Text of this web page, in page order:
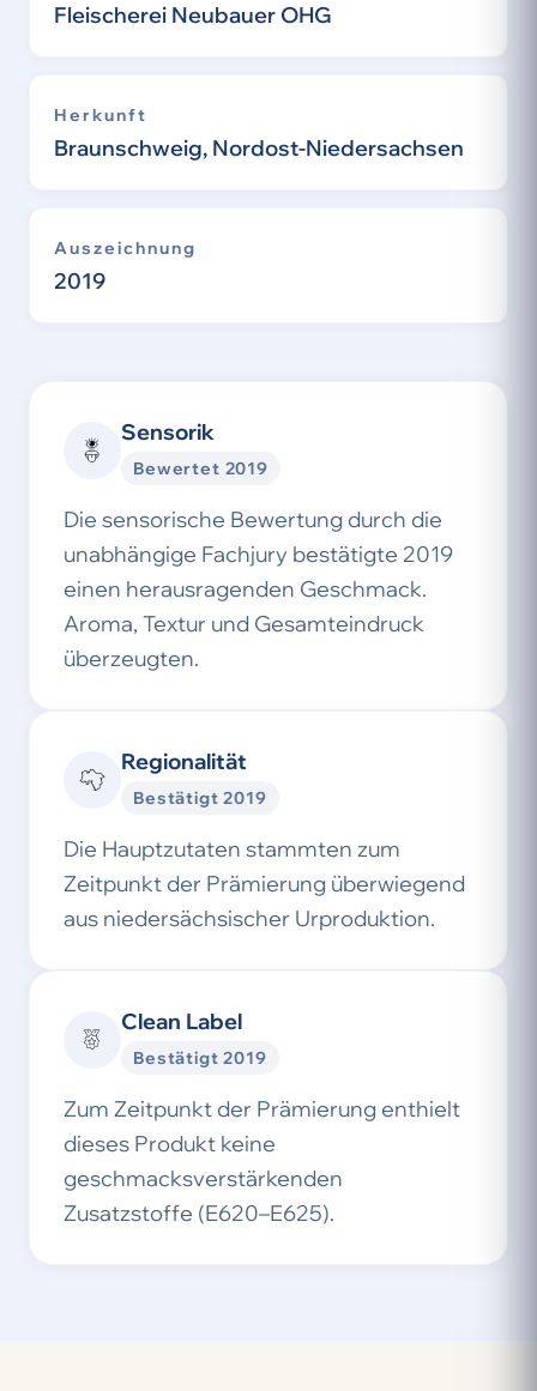
Fleischerei Neubauer OHG
Herkunft
Braunschweig, Nordost-Niedersachsen
Auszeichnung
2019
Sensorik
Bewertet 2019
Die sensorische Bewertung durch die
unabhängige Fachjury bestätigte 2019
einen herausragenden Geschmack.
Aroma, Textur und Gesamteindruck
überzeugten.
Regionalität
Bestätigt 2019
Die Hauptzutaten stammten zum
Zeitpunkt der Prämierung überwiegend
aus niedersächsischer Urproduktion.
Clean Label
Bestätigt 2019
Zum Zeitpunkt der Prämierung enthielt
dieses Produkt keine
geschmacksverstärkenden
Zusatzstoffe (E620–E625).